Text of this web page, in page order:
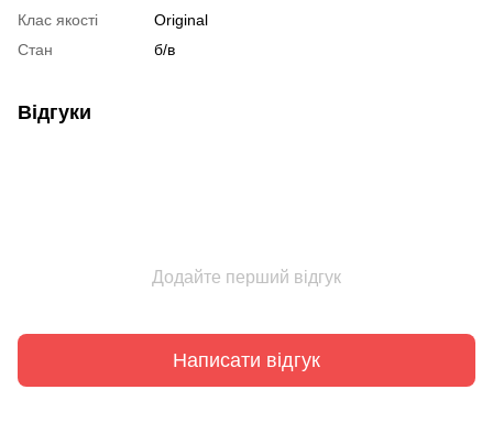
Клас якості
Original
Стан
б/в
Відгуки
Додайте перший відгук
Написати відгук